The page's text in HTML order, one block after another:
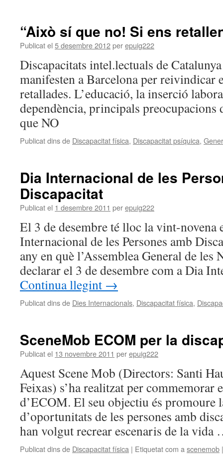
“Això sí que no! Si ens
Publicat el 5 desembre 2012perepuig222
Discapacitats intel.lectuals de
manifesten a Barcelona per reivindicar
retallades. L’educació, la inserció
dependència, principals
que NO
Publicat dins de Discapacitat física, Discapacitat psíquica,
Dia Internacional de les
Discapacitat
Publicat el 1 desembre 2011 perepuig222
El 3 de desembre té lloc la vint-novena
Internacional de les Persones amb
any en què l’Assemblea General de les
declarar el 3 de desembre com a Dia
Continua llegint →
Publicat dins de Dies Internacionals, Discapacitat física,
SceneMob ECOM per la
Publicat el 13 novembre 2011 perepuig222
Aquest Scene Mob (Directors: Santi
Feixas) s’ha realitzat per commemorar
d’ECOM. El seu objectiu és promoure
d’oportunitats de les persones amb
han volgut recrear escenaris de la
Publicat dins de Discapacitat física | Etiquetat com a scenemob |